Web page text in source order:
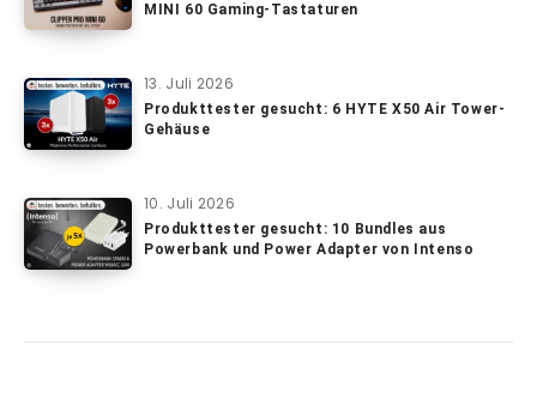
MINI 60 Gaming-Tastaturen
13. Juli 2026
Produkttester gesucht: 6 HYTE X50 Air Tower-
Gehäuse
10. Juli 2026
Produkttester gesucht: 10 Bundles aus
Powerbank und Power Adapter von Intenso